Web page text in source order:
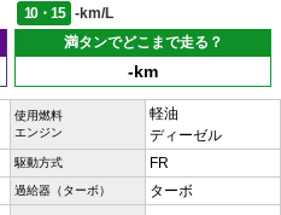
10・15
-km/L
満タンでどこまで走る？
-km
使用燃料
エンジン
軽油
ディーゼル
駆動方式 FR
過給器（ターボ） ターボ